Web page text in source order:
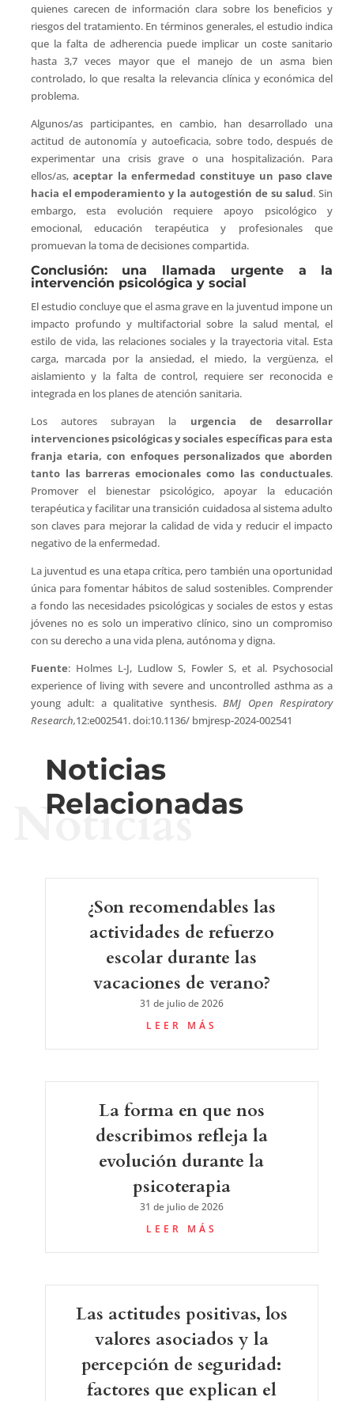
quienes carecen de información clara sobre los beneficios y
riesgos del tratamiento. En términos generales, el estudio indica
que la falta de adherencia puede implicar un coste sanitario
hasta 3,7 veces mayor que el manejo de un asma bien
controlado, lo que resalta la relevancia clínica y económica del
problema.
Algunos/as participantes, en cambio, han desarrollado una
actitud de autonomía y autoeficacia, sobre todo, después de
experimentar una crisis grave o una hospitalización. Para
ellos/as,aceptar la enfermedad constituye un paso clave
hacia el empoderamiento y la autogestión de su salud. Sin
embargo, esta evolución requiere apoyo psicológico y
emocional, educación terapéutica y profesionales que
promuevan la toma de decisiones compartida.
Conclusión: una llamada urgente a la
intervención psicológica y social
El estudio concluye que el asma grave en la juventud impone un
impacto profundo y multifactorial sobre la salud mental, el
estilo de vida, las relaciones sociales y la trayectoria vital. Esta
carga, marcada por la ansiedad, el miedo, la vergüenza, el
aislamiento y la falta de control, requiere ser reconocida e
integrada en los planes de atención sanitaria.
Los autores subrayan la urgencia de desarrollar
intervenciones psicológicas y sociales específicas para esta
franja etaria, con enfoques personalizados que aborden
tanto las barreras emocionales como las conductuales.
Promover el bienestar psicológico, apoyar la educación
terapéutica y facilitar una transición cuidadosa al sistema adulto
son claves para mejorar la calidad de vida y reducir el impacto
negativo de la enfermedad.
La juventud es una etapa crítica, pero también una oportunidad
única para fomentar hábitos de salud sostenibles. Comprender
a fondo las necesidades psicológicas y sociales de estos y estas
jóvenes no es solo un imperativo clínico, sino un compromiso
con su derecho a una vida plena, autónoma y digna.
Fuente: Holmes L-J, Ludlow S, Fowler S, et al. Psychosocial
experience of living with severe and uncontrolled asthma as a
young adult: a qualitative synthesis.BMJ Open Respiratory
Research,12:e002541. doi:10.1136/ bmjresp-2024-002541
Noticias
Relacionadas
Noticias
¿Son recomendables las
actividades de refuerzo
escolar durante las
vacaciones de verano?
31 de julio de 2026
LEER MÁS
La forma en que nos
describimos refleja la
evolución durante la
psicoterapia
31 de julio de 2026
LEER MÁS
Las actitudes positivas, los
valores asociados y la
percepción de seguridad:
factores que explican el